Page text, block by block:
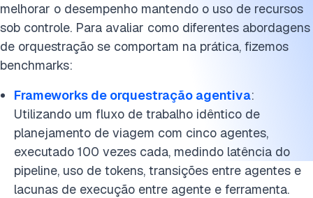
melhorar o desempenho mantendo o uso de recursos
sob controle. Para avaliar como diferentes abordagens
de orquestração se comportam na prática, fizemos
benchmarks:
Frameworks de orquestração agentiva:
Utilizando um fluxo de trabalho idêntico de
planejamento de viagem com cinco agentes,
executado 100 vezes cada, medindo latência do
pipeline, uso de tokens, transições entre agentes e
lacunas de execução entre agente e ferramenta.
4 desafios de orquestração de LLM e estratégias de
mitigação
A orquestração é um componente-chave do LLM?
Leitura adicional
Cite esta pesquisa